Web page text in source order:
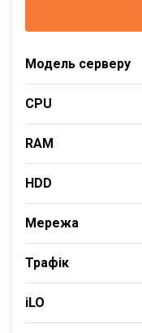
Модель серверу
CPU
RAM
HDD
Мережа
Трафік
iLO